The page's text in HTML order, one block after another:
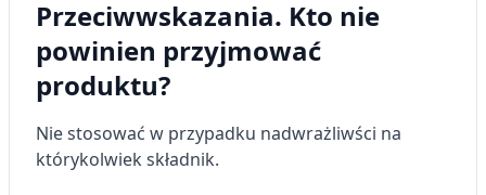
Przeciwwskazania. Kto nie
powinien przyjmować
produktu?
Nie stosować w przypadku nadwrażliwści na
którykolwiek składnik.
Tworzenie profili w celu personalizacji treści
Wykorzystywanie profili w celu doboru
spersonalizowanych treści
Pomiar efektywności reklam
Pomiar efektywności treści